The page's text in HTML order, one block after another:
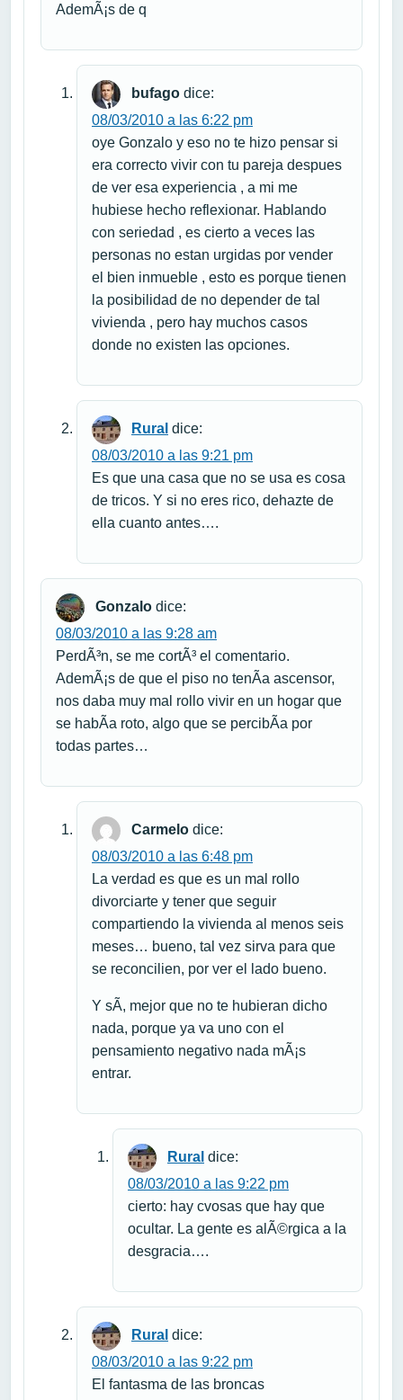
AdemÃ¡s de q
bufago dice:
08/03/2010 a las 6:22 pm
oye Gonzalo y eso no te hizo pensar si
era correcto vivir con tu pareja despues
de ver esa experiencia , a mi me
hubiese hecho reflexionar. Hablando
con seriedad , es cierto a veces las
personas no estan urgidas por vender
el bien inmueble , esto es porque tienen
la posibilidad de no depender de tal
vivienda , pero hay muchos casos
donde no existen las opciones.
Rural dice:
08/03/2010 a las 9:21 pm
Es que una casa que no se usa es cosa
de tricos. Y si no eres rico, dehazte de
ella cuanto antes….
Gonzalo dice:
08/03/2010 a las 9:28 am
PerdÃ³n, se me cortÃ³ el comentario.
AdemÃ¡s de que el piso no tenÃ­a ascensor,
nos daba muy mal rollo vivir en un hogar que
se habÃ­a roto, algo que se percibÃ­a por
todas partes…
Carmelo dice:
08/03/2010 a las 6:48 pm
La verdad es que es un mal rollo
divorciarte y tener que seguir
compartiendo la vivienda al menos seis
meses… bueno, tal vez sirva para que
se reconcilien, por ver el lado bueno.
Y sÃ­, mejor que no te hubieran dicho
nada, porque ya va uno con el
pensamiento negativo nada mÃ¡s
entrar.
Rural dice:
08/03/2010 a las 9:22 pm
cierto: hay cvosas que hay que
ocultar. La gente es alÃ©rgica a la
desgracia….
Rural dice:
08/03/2010 a las 9:22 pm
El fantasma de las broncas